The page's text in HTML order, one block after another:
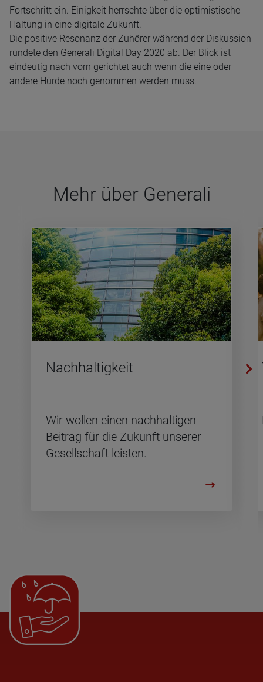
Fortschritt ein. Einigkeit herrschte über die optimistische
Haltung in eine digitale Zukunft.
Die positive Resonanz der Zuhörer während der Diskussion
rundete den Generali Digital Day 2020 ab. Der Blick ist
eindeutig nach vorn gerichtet auch wenn die eine oder
andere Hürde noch genommen werden muss.
Mehr über Gene­rali
Nach­hal­tig­keit
Wir wol­len einen nach­hal­ti­gen
Bei­trag für die Zu­kunft un­se­rer
Ge­sell­schaft leis­ten.